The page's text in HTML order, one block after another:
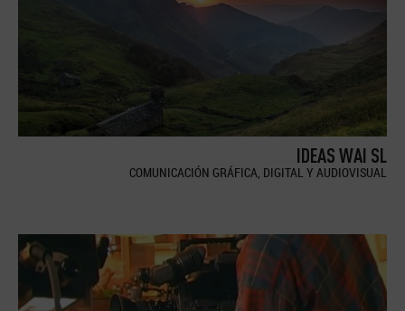
IDEAS WAI SL
COMUNICACIÓN GRÁFICA, DIGITAL Y AUDIOVISUAL